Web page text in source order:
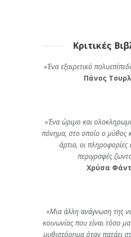
Κριτικές
«Ένα εξαιρετικό
Πάνος
«Ένα ώριμο και
πόνημα, στο οποίο ο μύθος
άρτια, οι πληροφορίες
περιγραφές
Χρύσα
«Μια άλλη ανάγνωση της
κοινωνίας που είναι τόσο
μυθιστόρημα όταν πατάει